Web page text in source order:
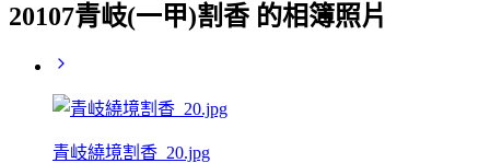
20107青岐(一甲)割香 的相簿照片
青岐繞境割香_20.jpg